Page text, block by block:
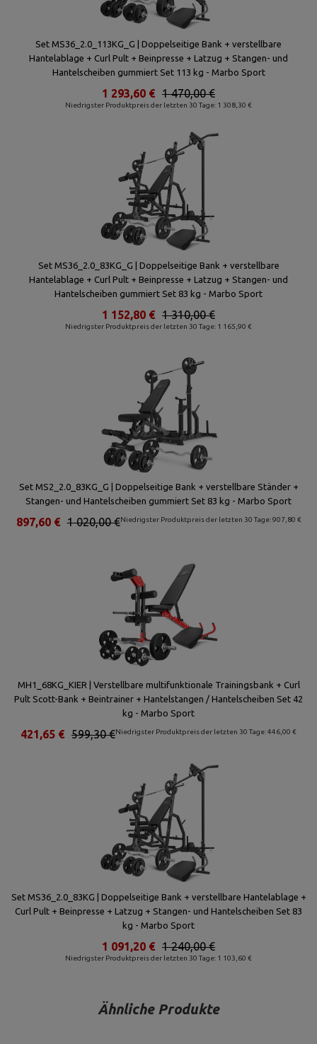
Set MS36_2.0_113KG_G | Doppelseitige Bank + verstellbare
Hantelablage + Curl Pult + Beinpresse + Latzug + Stangen- und
Hantelscheiben gummiert Set 113 kg - Marbo Sport
Niedrigster Produktpreis der letzten 30 Tage: 1 308,30 €
1 470,00 €
1 293,60 €
Set MS36_2.0_83KG_G | Doppelseitige Bank + verstellbare
Hantelablage + Curl Pult + Beinpresse + Latzug + Stangen- und
Hantelscheiben gummiert Set 83 kg - Marbo Sport
Niedrigster Produktpreis der letzten 30 Tage: 1 165,90 €
1 310,00 €
1 152,80 €
Set MS2_2.0_83KG_G | Doppelseitige Bank + verstellbare Ständer +
Stangen- und Hantelscheiben gummiert Set 83 kg - Marbo Sport
Niedrigster Produktpreis der letzten 30 Tage: 907,80 €
1 020,00 €
897,60 €
MH1_68KG_KIER | Verstellbare multifunktionale Trainingsbank + Curl
Pult Scott-Bank + Beintrainer + Hantelstangen / Hantelscheiben Set 42
kg - Marbo Sport
Niedrigster Produktpreis der letzten 30 Tage: 446,00 €
599,30 €
421,65 €
Set MS36_2.0_83KG | Doppelseitige Bank + verstellbare Hantelablage +
Curl Pult + Beinpresse + Latzug + Stangen- und Hantelscheiben Set 83
kg - Marbo Sport
Niedrigster Produktpreis der letzten 30 Tage: 1 103,60 €
1 240,00 €
1 091,20 €
Ähnliche Produkte